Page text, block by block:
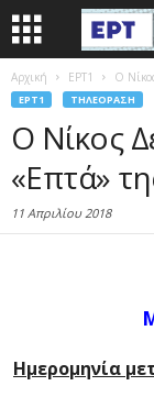
Αρχική EΡΤ1 Ο
EΡΤ1 ΤΗΛΕΌΡΑΣΗ
Ο Νίκος
«Επτά»
11 Απριλίου 2018
Ημερομηνία